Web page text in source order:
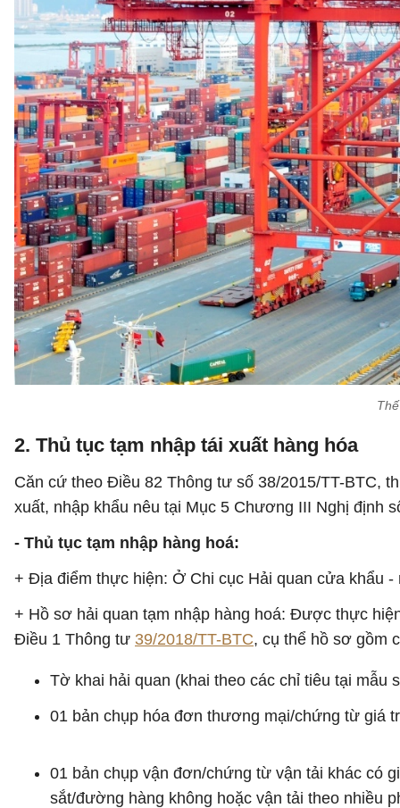
2. Thủ tục tạm nhập tái xuất hàng hóa
Căn cứ theo Điều 82 Thông tư số 38/2015/TT-BTC,
xuất, nhập khẩu nêu tại Mục 5 Chương III Nghị định
- Thủ tục tạm nhập hàng hoá:
+ Địa điểm thực hiện: Ở Chi cục Hải quan cửa khẩu
+ Hồ sơ hải quan tạm nhập hàng hoá: Được thực
Điều 1 Thông tư 39/2018/TT-BTC, cụ thể hồ sơ gồm
Tờ khai hải quan (khai theo các chỉ tiêu tại mẫu
01 bản chụp hóa đơn thương mại/chứng từ
01 bản chụp vận đơn/chứng từ vận tải khác có
sắt/đường hàng không hoặc vận tải theo nhiều